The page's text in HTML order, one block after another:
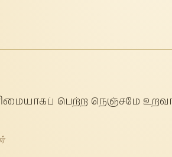
பெற்ற நெஞ்சமே